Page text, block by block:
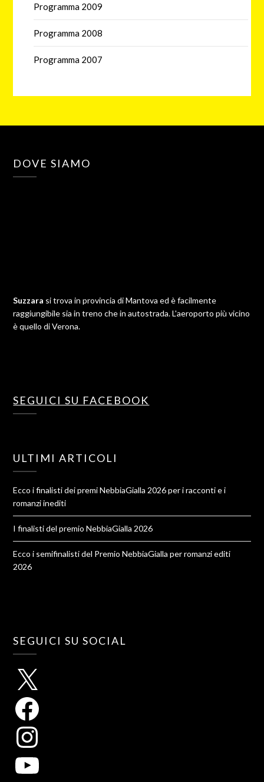
Programma 2009
Programma 2008
Programma 2007
DOVE SIAMO
Suzzara si trova in provincia di Mantova ed è facilmente
raggiungibile sia in treno che in autostrada. L'aeroporto più vicino
è quello di Verona.
SEGUICI SU FACEBOOK
ULTIMI ARTICOLI
Ecco i finalisti dei premi NebbiaGialla 2026 per i racconti e i
romanzi inediti
I finalisti del premio NebbiaGialla 2026
Ecco i semifinalisti del Premio NebbiaGialla per romanzi editi
2026
SEGUICI SU SOCIAL